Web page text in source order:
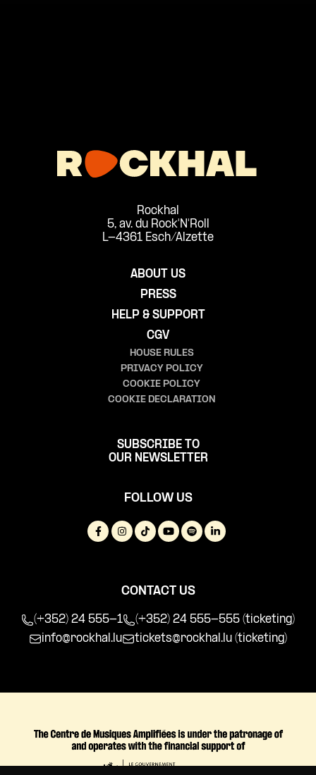
Rockhal
5, av. du Rock'N'Roll
L-4361 Esch/Alzette
ABOUT US
PRESS
HELP & SUPPORT
CGV
HOUSE RULES
PRIVACY POLICY
COOKIE POLICY
COOKIE DECLARATION
SUBSCRIBE TO
OUR NEWSLETTER
FOLLOW US
CONTACT US
(+352) 24 555-1
(+352) 24 555-555 (ticketing)
info@rockhal.lu
tickets@rockhal.lu (ticketing)